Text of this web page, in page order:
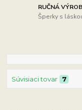
RUČNÁ
Šperky s
Súvisiaci tovar 7